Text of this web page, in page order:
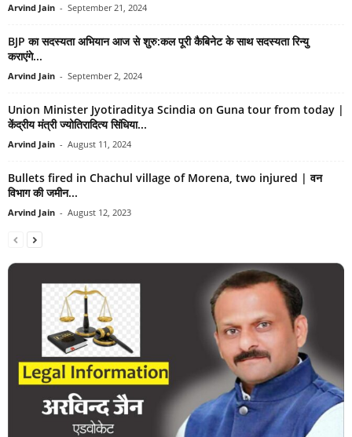
Arvind Jain - September 21, 2024
BJP का सदस्यता अभियान आज से शुरु:कल पूरी कैबिनेट के साथ सदस्यता रिन्यु
कराएंगे...
Arvind Jain - September 2, 2024
Union Minister Jyotiraditya Scindia on Guna tour from today |
केंद्रीय मंत्री ज्योतिरादित्य सिंधिया...
Arvind Jain - August 11, 2024
Bullets fired in Chachul village of Morena, two injured | वन
विभाग की जमीन...
Arvind Jain - August 12, 2023